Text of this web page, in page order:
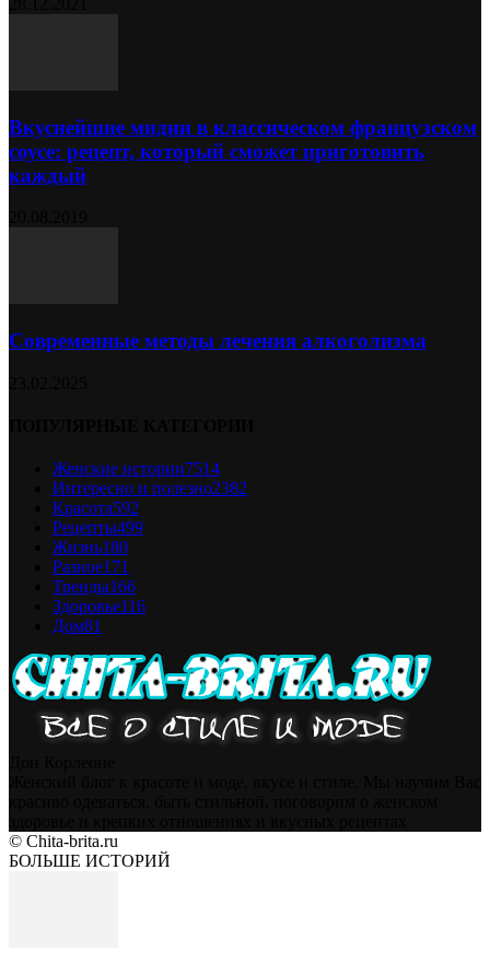
Вкуснейшие мидии в классическом французском
соусе: рецепт, который сможет приготовить
каждый
Современные методы лечения алкоголизма
Женские истории7514
Интересно и полезно2382
Красота592
Рецепты499
Жизнь180
Разное171
Тренды166
Здоровье116
Дом81
© Chita-brita.ru
БОЛЬШЕ ИСТОРИЙ